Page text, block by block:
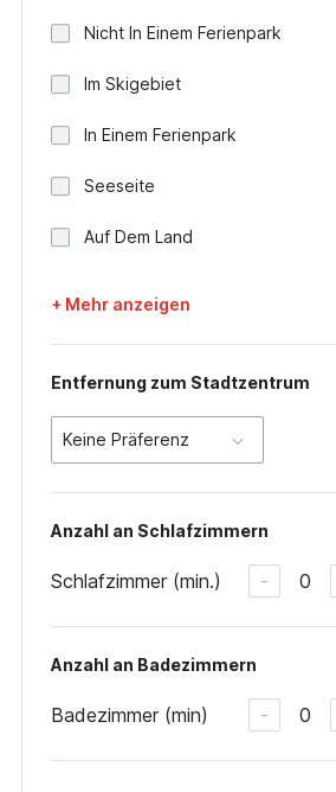
Nicht In Einem Ferienpark
Im Skigebiet
In Einem Ferienpark
Seeseite
Auf Dem Land
+ Mehr anzeigen
Entfernung zum Stadtzentrum
Keine Präferenz
Anzahl an Schlafzimmern
Schlafzimmer (min.) - 0
Anzahl an Badezimmern
Badezimmer (min) - 0